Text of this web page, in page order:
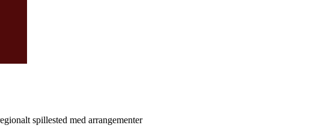
spillested med arrangementer